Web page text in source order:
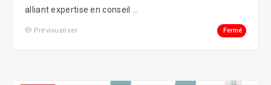
alliant expertise en conseil ...
Prévisualiser Fermé